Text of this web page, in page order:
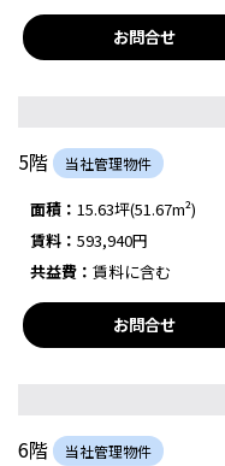
お問合せ
5階
当社管理物件
面積： 15.63坪(51.67m²)
賃料： 593,940円
共益費： 賃料に含む
お問合せ
6階
当社管理物件